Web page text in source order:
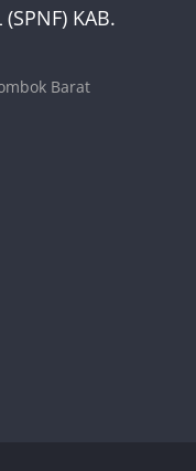
KAB.
Barat